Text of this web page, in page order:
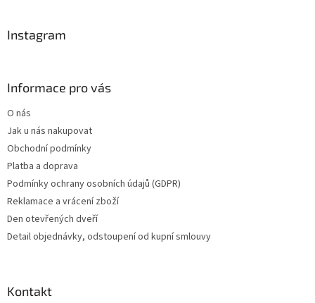
Instagram
Informace pro vás
O nás
Jak u nás nakupovat
Obchodní podmínky
Platba a doprava
Podmínky ochrany osobních údajů (GDPR)
Reklamace a vrácení zboží
Den otevřených dveří
Detail objednávky, odstoupení od kupní smlouvy
Kontakt